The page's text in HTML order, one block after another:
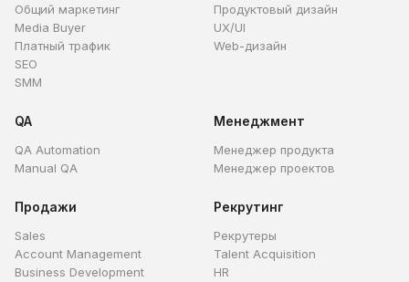
Общий маркетинг
Media Buyer
Платный трафик
SEO
SMM
Продуктовый дизайн
UX/UI
Web-дизайн
QA
QA Automation
Manual QA
Менеджмент
Менеджер продукта
Менеджер проектов
Продажи
Sales
Account Management
Business Development
Рекрутинг
Рекрутеры
Talent Acquisition
HR